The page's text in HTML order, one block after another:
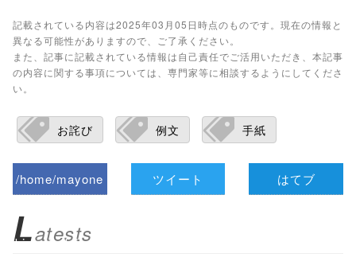
記載されている内容は2025年03月05日時点のものです。現在の情報と
異なる可能性がありますので、ご了承ください。
また、記事に記載されている情報は自己責任でご活用いただき、本記事
の内容に関する事項については、専門家等に相談するようにしてくださ
い。
お詫び 例文 手紙
/home/mayone
biz.jp/public_ht
ツイート はてブ
Latests